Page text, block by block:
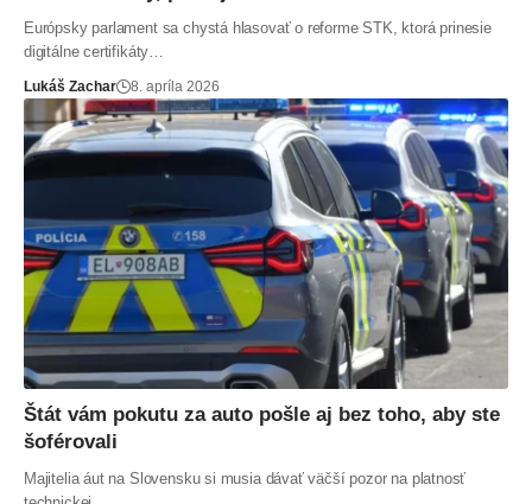
Európsky parlament sa chystá hlasovať o reforme STK, ktorá prinesie
digitálne certifikáty…
Lukáš Zachar 8. apríla 2026
Štát vám pokutu za auto pošle aj bez toho, aby ste
šoférovali
Majitelia áut na Slovensku si musia dávať väčší pozor na platnosť